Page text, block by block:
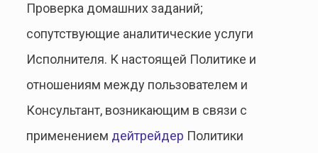
Проверка домашних заданий;
сопутствующие аналитические услуги
Исполнителя. К настоящей Политике и
отношениям между пользователем и
Консультант, возникающим в связи с
применением дейтрейдер Политики